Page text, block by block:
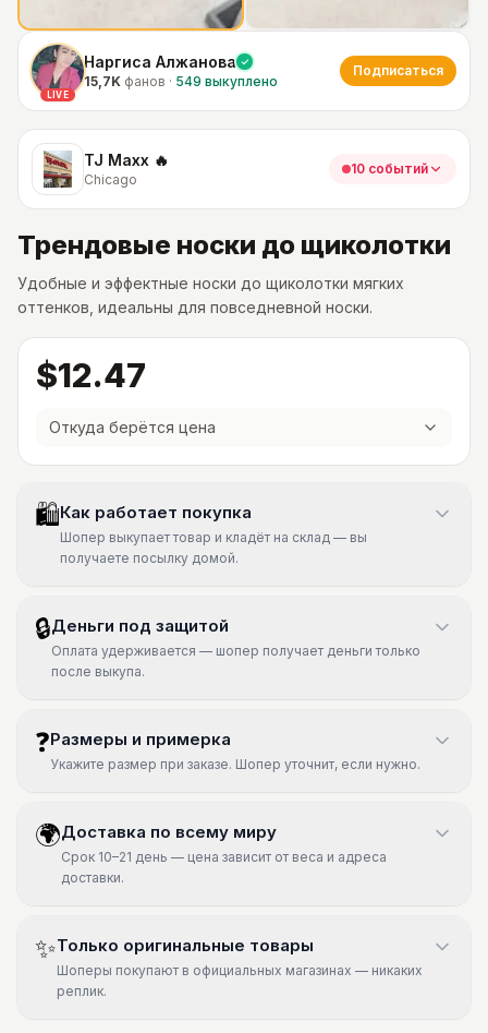
LIVE
Наргиса Алжанова
15,7K фанов · 549 выкуплено
Подписаться
TJ Maxx 🔥
Chicago
10 событий
Трендовые носки до щиколотки
Удобные и эффектные носки до щиколотки мягких
оттенков, идеальны для повседневной носки.
$12.47
Откуда берётся цена
🛍Как работает покупка
Шопер выкупает товар и кладёт на склад — вы
получаете посылку домой.
🔒Деньги под защитой
Оплата удерживается — шопер получает деньги только
после выкупа.
❓Размеры и примерка
Укажите размер при заказе. Шопер уточнит, если нужно.
🌍Доставка по всему миру
Срок 10–21 день — цена зависит от веса и адреса
доставки.
✨Только оригинальные товары
Шоперы покупают в официальных магазинах — никаких
реплик.